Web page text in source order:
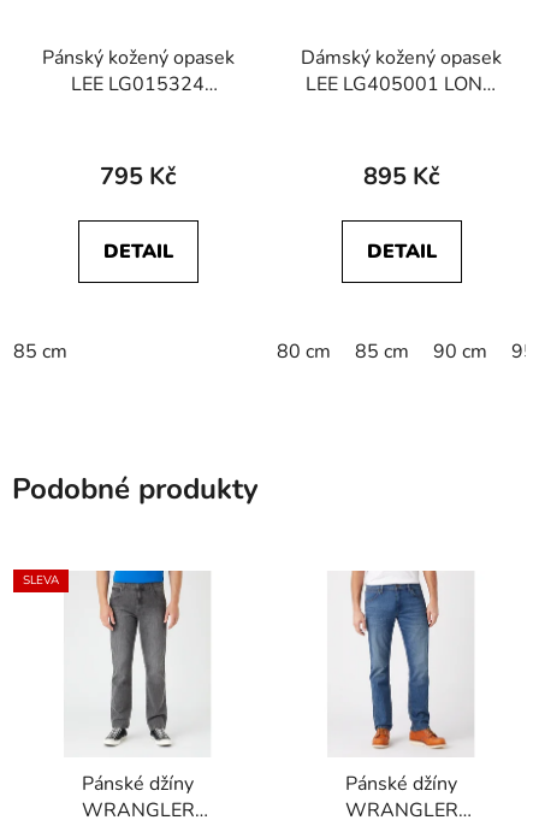
Pánský kožený opasek
LEE LG015324
795 Kč
DETAIL
85 cm
Dámský kožený opasek
LEE LG405001 LONG
895 Kč
DETAIL
80 cm 85 cm 90 cm 95
Podobné produkty
SLEVA
Pánské džíny
WRANGLER
Pánské džíny
WRANGLER